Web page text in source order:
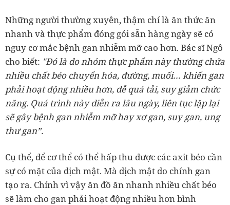
Những người thường xuyên, thậm chí là ăn thức ăn
nhanh và thực phẩm đóng gói sẵn hàng ngày sẽ có
nguy cơ mắc bệnh gan nhiễm mỡ cao hơn. Bác sĩ Ngô
cho biết: "Đó là do nhóm thực phẩm này thường chứa
nhiều chất béo chuyển hóa, đường, muối… khiến gan
phải hoạt động nhiều hơn, dễ quá tải, suy giảm chức
năng. Quá trình này diễn ra lâu ngày, liên tục lặp lại
sẽ gây bệnh gan nhiễm mỡ hay xơ gan, suy gan, ung
thư gan”.
Cụ thể, để cơ thể có thể hấp thu được các axit béo cần
sự có mặt của dịch mật. Mà dịch mật do chính gan
tạo ra. Chính vì vậy ăn đồ ăn nhanh nhiều chất béo
sẽ làm cho gan phải hoạt động nhiều hơn bình